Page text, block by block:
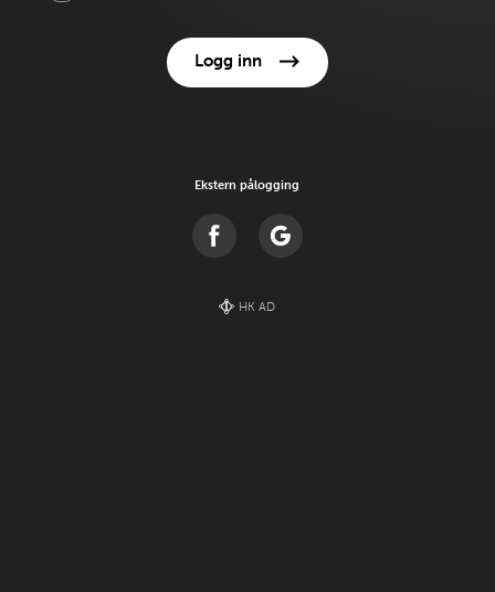
Logg inn
Ekstern pålogging
HK AD